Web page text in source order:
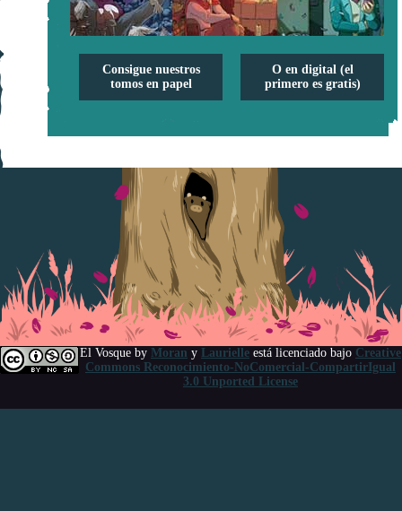
Consigue nuestros
tomos en papel
O en digital (el
primero es gratis)
El Vosque by Moran y Laurielle está licenciado bajo Creative
Commons Reconocimiento-NoComercial-CompartirIgual
3.0 Unported License